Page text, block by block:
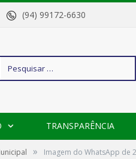
(94) 99172-6630
Pesquisar
TRANSPARÊNCIA
» Imagem do WhatsApp de